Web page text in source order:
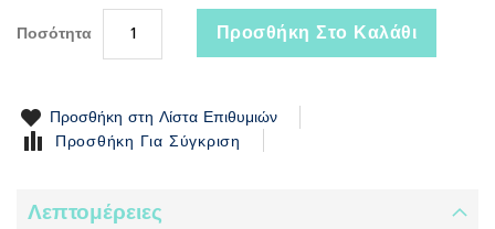
Ποσότητα Προσθήκη Στο Καλάθι
Προσθήκη στη Λίστα Επιθυμιών
Προσθήκη Για Σύγκριση
Λεπτομέρειες